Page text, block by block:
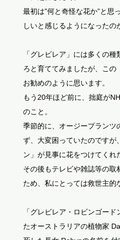
最初は”何と奇怪な花か”と思
しいと感じるようになったの
「グレビレア」には多くの
ろと育ててみましたが、この
お勧めのように思います。
もう20年ほど前に、拙庭が
のこと。
季節的に、オージープランツ
ず、大変困っていたのですが
ン」が見事に花をつけてくれ
その後もテレビや雑誌等の取
ため、私にとっては救世主的
「グレビレア・ロビンゴー
たオーストラリアの植物家